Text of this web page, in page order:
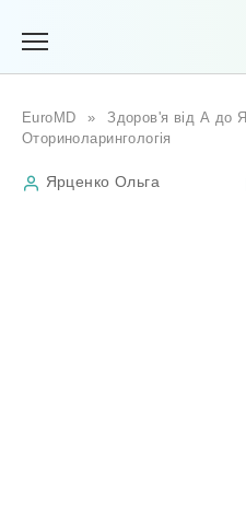
EuroMD » Здоров'я від А до Я
Оториноларингологія
Ярценко Ольга